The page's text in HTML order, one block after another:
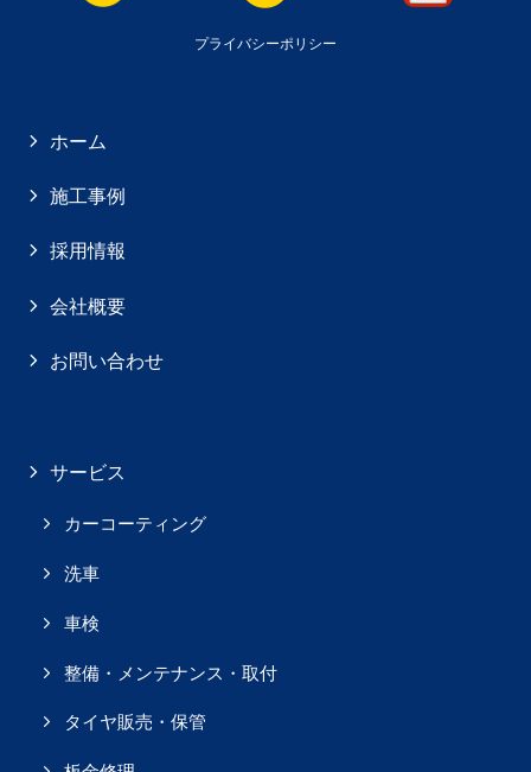
プライバシーポリシー
ホーム
施工事例
採用情報
会社概要
お問い合わせ
サービス
カーコーティング
洗車
車検
整備・メンテナンス・取付
タイヤ販売・保管